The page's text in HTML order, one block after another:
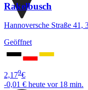
Rakelbusch
Hannoversche Straße 41,
Geöffnet
2,179€
-0,01 € heute vor 18 min.